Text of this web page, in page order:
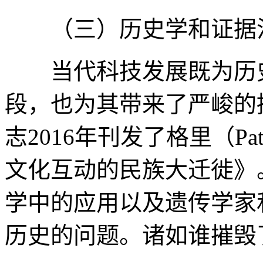
（三）历史学和证据
当代科技发展既为历
段，也为其带来了严峻
志2016年刊发了格里（
文化互动的民族大迁徙
学中的应用以及遗传学
历史的问题。诸如谁摧